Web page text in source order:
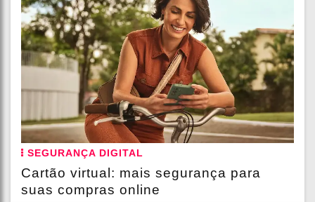
SEGURANÇA DIGITAL
Cartão virtual: mais segurança para
suas compras online